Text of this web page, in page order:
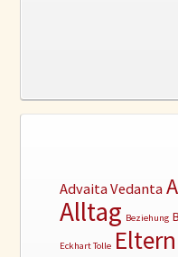
Advaita Vedanta
Alltag Beziehung
Eckhart Tolle Eltern